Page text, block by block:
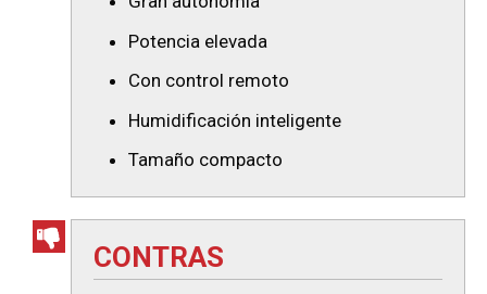
Potencia elevada
Con control remoto
Humidificación inteligente
Tamaño compacto
CONTRAS